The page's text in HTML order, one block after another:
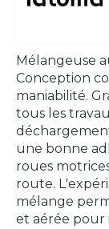
Mélangeuse
Conception
maniabilité.
tous les
une bonne
roues
route.
mélange
et aérée pour